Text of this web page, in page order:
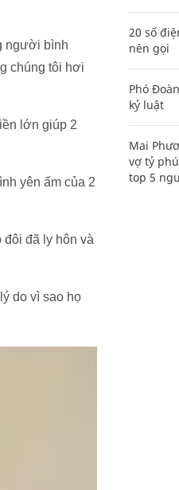
người bình
chúng tôi hơi
lớn giúp 2
yên ấm của 2
đã ly hôn và
do vì sao họ
20 số
nên gọi
Phó
kỷ luật
Mai
vợ tỷ
top 5